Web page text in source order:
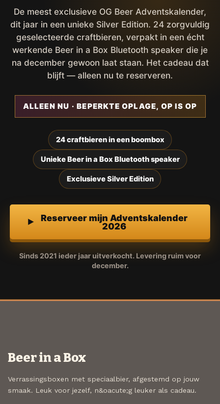
De meest exclusieve OG Beer Adventskalender,
dit jaar in een unieke Silver Edition. 24 zorgvuldig
geselecteerde craftbieren, verpakt in een écht
werkende Beer in a Box Bluetooth speaker die je
na december gewoon laat staan. Het cadeau dat
blijft — alleen nu te reserveren.
ALLEEN NU · BEPERKTE OPLAGE, OP IS OP
24 craftbieren in een boombox
Unieke Beer in a Box Bluetooth speaker
Exclusieve Silver Edition
Reserveer mijn Adventskalender
2026
Sinds 2021 ieder jaar uitverkocht. Levering ruim voor
december.
Beer in a Box
Verrassingsboxen met speciaalbier, afgestemd op jouw
smaak. Leuk voor jezelf, n&oacute;g leuker als cadeau.